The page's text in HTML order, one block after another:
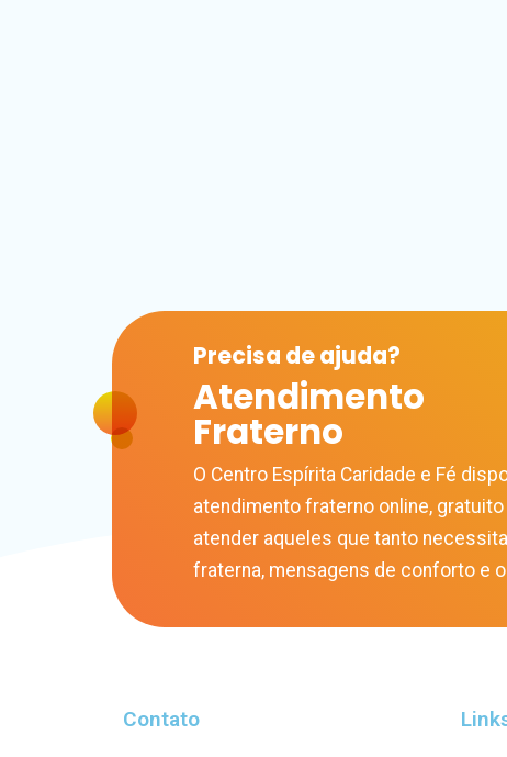
Precisa deajuda?
Atendimento
Fraterno
O Centro Espírita Caridade e Fé
atendimento fraterno online,
atender aqueles que tanto
fraterna, mensagens de conforto e
Contato